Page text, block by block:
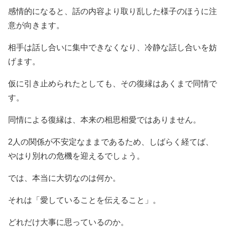
感情的になると、話の内容より取り乱した様子のほうに注
意が向きます。
相手は話し合いに集中できなくなり、冷静な話し合いを妨
げます。
仮に引き止められたとしても、その復縁はあくまで同情で
す。
同情による復縁は、本来の相思相愛ではありません。
2人の関係が不安定なままであるため、しばらく経てば、
やはり別れの危機を迎えるでしょう。
では、本当に大切なのは何か。
それは「愛していることを伝えること」。
どれだけ大事に思っているのか。